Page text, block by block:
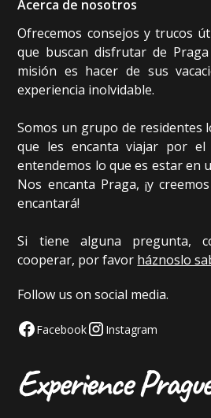
Acerca de nosotros
Ofrecemos consejos y trucos
que buscan disfrutar de
misión es hacer de sus
experiencia inolvidable.
Somos un grupo de residentes
que les encanta viajar por
entendemos lo que es estar en
Nos encanta Praga, ¡y
encantará!
Si tiene alguna pregunta,
cooperar, por favor háznoslo
Follow us on social media.
Facebook Instagram